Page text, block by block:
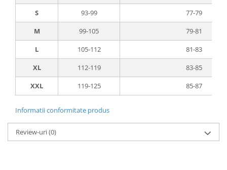
S
93-99
77-79
M
99-105
79-81
L
105-112
81-83
XL 112-119
83-85
XXL
119-125 85-87
Informatii conformitate produs
Review-uri(0)